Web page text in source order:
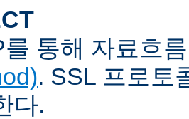
를 통해 자료흐
. SSL 프로토
다.